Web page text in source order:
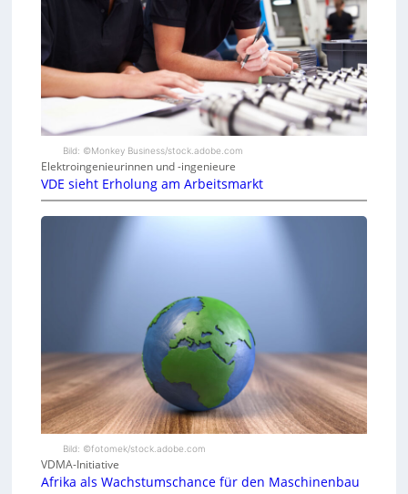
Bild: ©Monkey Business/stock.adobe.com
Elektroingenieurinnen und -ingenieure
VDE sieht Erholung am Arbeitsmarkt
Bild: ©fotomek/stock.adobe.com
VDMA-Initiative
Afrika als Wachstumschance für den Maschinenbau